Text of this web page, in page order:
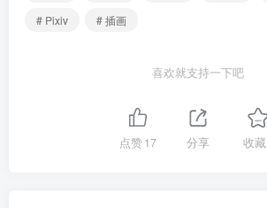
# Pixiv
# 插画
喜欢就支持一下吧
点赞17 分享 收藏